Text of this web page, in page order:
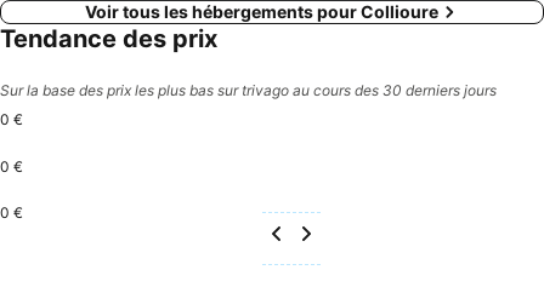
Voir tous les hébergements pour Collioure
Tendance des prix
Sur la base des prix les plus bas sur trivago au cours des 30 derniers jours
0 €
0 €
0 €